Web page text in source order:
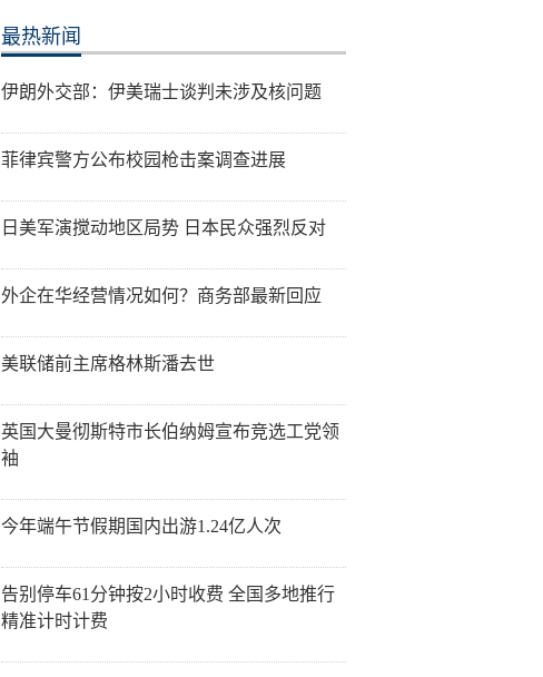
最热新闻
伊朗外交部：伊美瑞士谈判未涉及核问题
菲律宾警方公布校园枪击案调查进展
日美军演搅动地区局势 日本民众强烈反对
外企在华经营情况如何？商务部最新回应
美联储前主席格林斯潘去世
英国大曼彻斯特市长伯纳姆宣布竞选工党领
袖
今年端午节假期国内出游1.24亿人次
告别停车61分钟按2小时收费 全国多地推行
精准计时计费